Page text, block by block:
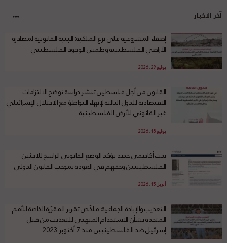
آخر الأخبار
إضفاء المشروعية على نزع الملكية: البنية القانونية لمصادرة
الأراضي الفلسطينية وطمس الوجود الفلسطيني
يوليو 29, 2026
القانون من أجل فلسطين تنشر دراسة توضح الالتزامات
الاقتصادية للدول الثالثة لإنهاء التواطؤ مع الاحتلال الإسرائيلي
غير القانوني للأرض الفلسطينية
يوليو 18, 2026
بحث أكاديمي جديد يؤكد الوضع القانوني الراسخ للاجئين
الفلسطينيين وحقهم في العودة بموجب القانون الدولي
أبريل 15, 2026
التعذيب والإبادة الجماعية: ملخّص تقرير المقرّرة الخاصة للأمم
المتحدة بشأن الاستخدام المنهجي للتعذيب من قبل
إسرائيل ضد الفلسطينيين منذ 7 أكتوبر 2023